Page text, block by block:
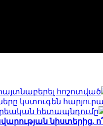
հոշոտված
կստուգեն
հետապնդումը
նիստերից,